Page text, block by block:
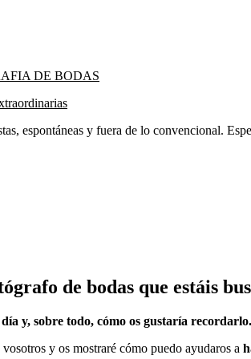
espontáneas y fuera de lo convencional.
de bodas que estáis
y, sobre todo, cómo os gustaría recordarlo.
y os mostraré cómo puedo ayudaros a